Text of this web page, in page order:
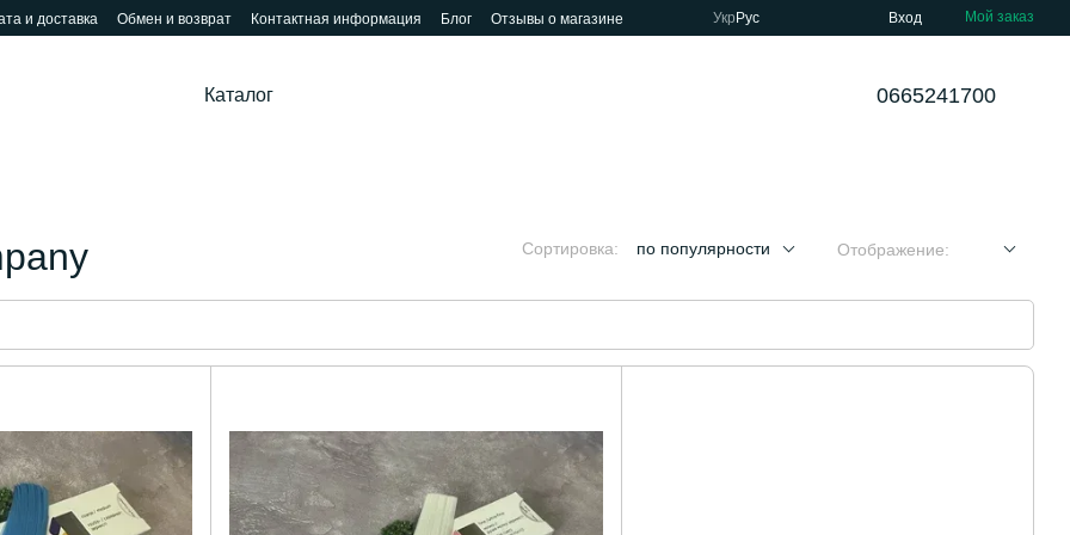
и доставка Обмен и возврат Контактная информация Блог Отзывы о магазине Укр Рус Вход Мой заказ
Каталог 0665241700
Сортировка: по популярности Отображение: